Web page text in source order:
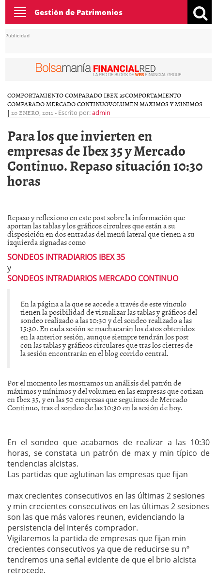
Toggle
navigation
Gestión de Patrimonios
Publicidad
COMPORTAMIENTO COMPARADO IBEX 35COMPORTAMIENTO
COMPARADO MERCADO CONTINUOVOLUMEN MAXIMOS Y MINIMOS
| 20 ENERO, 2011 - Escrito por:admin
Para los que invierten en
empresas de Ibex 35 y Mercado
Continuo. Repaso situación 10:30
horas
Repaso y reflexiono en este post sobre la información que
aportan las tablas y los gráficos circulres que están a su
disposición en dos entradas del menú lateral que tienen a su
izquierda signadas como
SONDEOS INTRADIARIOS IBEX 35
y
SONDEOS INTRADIARIOS MERCADO CONTINUO
En la página a la que se accede a través de este vínculo
tienen la posibilidad de visualizar las tablas y gráficos del
sondeo realizado a las 10:30 y del sondeo realizado a las
15:30. En cada sesión se machacarán los datos obtenidos
en la anterior sesión, aunque siempre tendrán los post
con las tablas y gráficos circulares que tras los cierres de
la sesión encontrarán en el blog corrido central.
Por el momento les mostramos un análisis del patrón de
máximos y mínimos y del volumen en las empresas que cotizan
en Ibex 35, y en las 50 empresas que seguimos de Mercado
Continuo, tras el sondeo de las 10:30 en la sesión de hoy.
En el sondeo que acabamos de realizar a las 10:30
horas, se constata un patrón de max y min típico de
tendencias alcistas.
Las partidas que aglutinan las empresas que fijan
max crecientes consecutivos en las últimas 2 sesiones
y min crecientes consecutivos en las últimas 2 sesiones
son las que más valores reunen, evidenciando la
persistencia del interés comprador.
Vigilaremos la partida de empresas que fijan min
crecientes consecutivos ya que de reducirse su nº
tendremos una señal evidente de que el brio alcista
retrocede.